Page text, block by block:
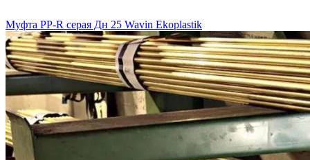
Муфта PP-R серая Дн 25 Wavin Ekoplastik